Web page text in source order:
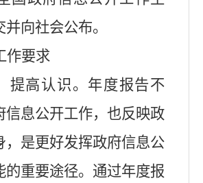
向社会公布。
作要求
提高认识。年度报告不
信息公开工作，也反映政
，是更好发挥政府信息公
的重要途径。通过年度报